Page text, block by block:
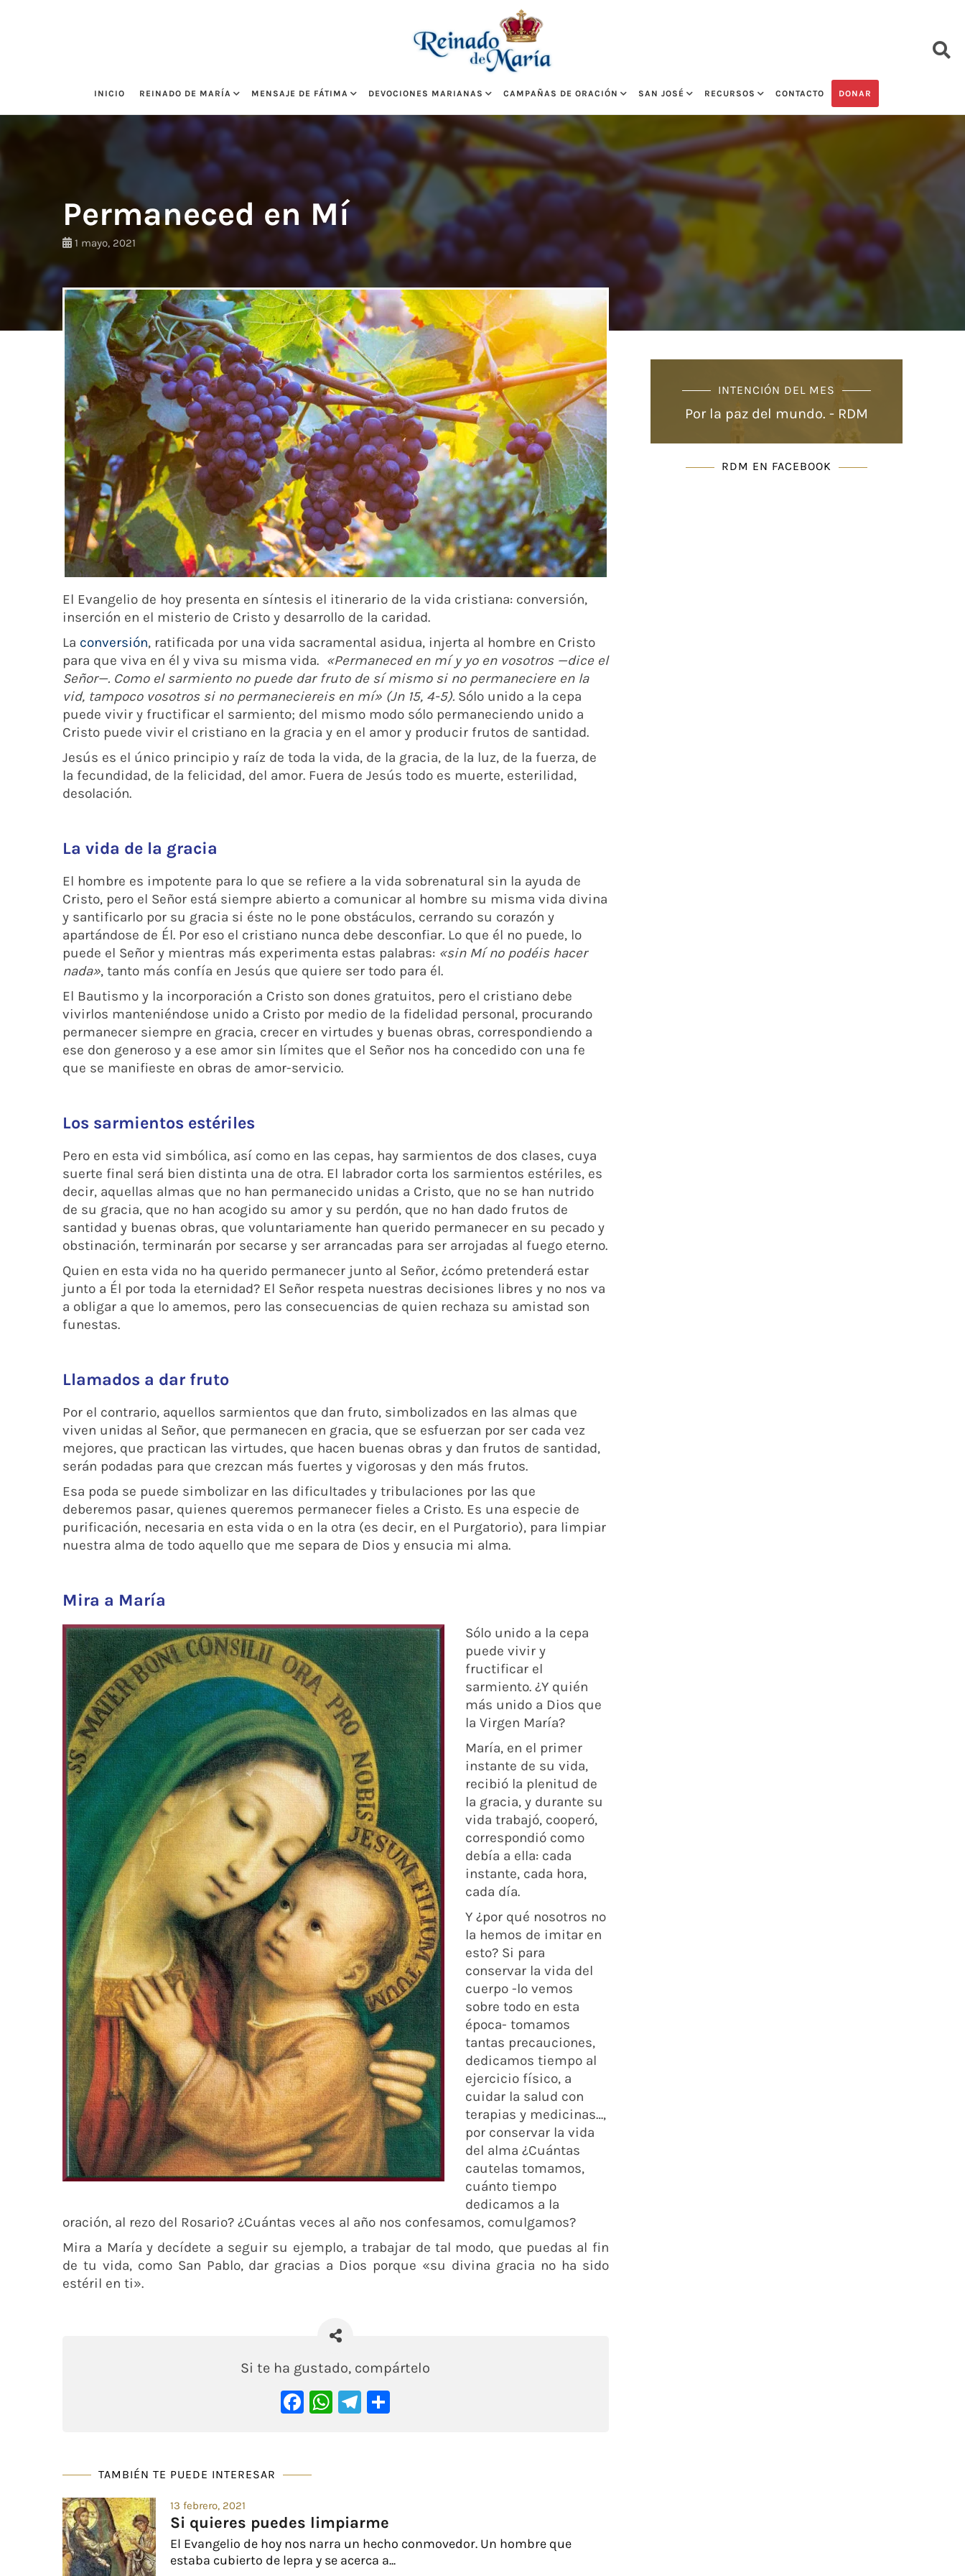
INICIO REINADO DE MARÍA MENSAJE DE FÁTIMA DEVOCIONES MARIANAS CAMPAÑAS DE ORACIÓN SAN JOSÉ RECURSOS CONTACTO DONAR
Permaneced en Mí
1 mayo, 2021
El Evangelio de hoy presenta en síntesis el itinerario de la vida cristiana: conversión,
inserción en el misterio de Cristo y desarrollo de la caridad.
La conversión, ratificada por una vida sacramental asidua, injerta al hombre en Cristo
para que viva en él y viva su misma vida. «Permaneced en mí y yo en vosotros —dice el
Señor—. Como el sarmiento no puede dar fruto de sí mismo si no permaneciere en la
vid, tampoco vosotros si no permaneciereis en mí» (Jn 15, 4-5). Sólo unido a la cepa
puede vivir y fructificar el sarmiento; del mismo modo sólo permaneciendo unido a
Cristo puede vivir el cristiano en la gracia y en el amor y producir frutos de santidad.
Jesús es el único principio y raíz de toda la vida, de la gracia, de la luz, de la fuerza, de
la fecundidad, de la felicidad, del amor. Fuera de Jesús todo es muerte, esterilidad,
desolación.
La vida de la gracia
El hombre es impotente para lo que se refiere a la vida sobrenatural sin la ayuda de
Cristo, pero el Señor está siempre abierto a comunicar al hombre su misma vida divina
y santificarlo por su gracia si éste no le pone obstáculos, cerrando su corazón y
apartándose de Él. Por eso el cristiano nunca debe desconfiar. Lo que él no puede, lo
puede el Señor y mientras más experimenta estas palabras: «sin Mí no podéis hacer
nada», tanto más confía en Jesús que quiere ser todo para él.
El Bautismo y la incorporación a Cristo son dones gratuitos, pero el cristiano debe
vivirlos manteniéndose unido a Cristo por medio de la fidelidad personal, procurando
permanecer siempre en gracia, crecer en virtudes y buenas obras, correspondiendo a
ese don generoso y a ese amor sin límites que el Señor nos ha concedido con una fe
que se manifieste en obras de amor-servicio.
Los sarmientos estériles
Pero en esta vid simbólica, así como en las cepas, hay sarmientos de dos clases, cuya
suerte final será bien distinta una de otra. El labrador corta los sarmientos estériles, es
decir, aquellas almas que no han permanecido unidas a Cristo, que no se han nutrido
de su gracia, que no han acogido su amor y su perdón, que no han dado frutos de
santidad y buenas obras, que voluntariamente han querido permanecer en su pecado y
obstinación, terminarán por secarse y ser arrancadas para ser arrojadas al fuego eterno.
Quien en esta vida no ha querido permanecer junto al Señor, ¿cómo pretenderá estar
junto a Él por toda la eternidad? El Señor respeta nuestras decisiones libres y no nos va
a obligar a que lo amemos, pero las consecuencias de quien rechaza su amistad son
funestas.
Llamados a dar fruto
Por el contrario, aquellos sarmientos que dan fruto, simbolizados en las almas que
viven unidas al Señor, que permanecen en gracia, que se esfuerzan por ser cada vez
mejores, que practican las virtudes, que hacen buenas obras y dan frutos de santidad,
serán podadas para que crezcan más fuertes y vigorosas y den más frutos.
Esa poda se puede simbolizar en las dificultades y tribulaciones por las que
deberemos pasar, quienes queremos permanecer fieles a Cristo. Es una especie de
purificación, necesaria en esta vida o en la otra (es decir, en el Purgatorio), para limpiar
nuestra alma de todo aquello que me separa de Dios y ensucia mi alma.
Mira a María
Sólo unido a la cepa
puede vivir y
fructificar el
sarmiento. ¿Y quién
más unido a Dios que
la Virgen María?
María, en el primer
instante de su vida,
recibió la plenitud de
la gracia, y durante su
vida trabajó, cooperó,
correspondió como
debía a ella: cada
instante, cada hora,
cada día.
Y ¿por qué nosotros no
la hemos de imitar en
esto? Si para
conservar la vida del
cuerpo -lo vemos
sobre todo en esta
época- tomamos
tantas precauciones,
dedicamos tiempo al
ejercicio físico, a
cuidar la salud con
terapias y medicinas…,
por conservar la vida
del alma ¿Cuántas
cautelas tomamos,
cuánto tiempo
dedicamos a la
oración, al rezo del Rosario? ¿Cuántas veces al año nos confesamos, comulgamos?
Mira a María y decídete a seguir su ejemplo, a trabajar de tal modo, que puedas al fin
de tu vida, como San Pablo, dar gracias a Dios porque «su divina gracia no ha sido
estéril en ti».
Si te ha gustado, compártelo
Facebook
WhatsApp
Telegram
TAMBIÉN TE PUEDE INTERESAR
13 febrero, 2021
Si quieres puedes limpiarme
El Evangelio de hoy nos narra un hecho conmovedor. Un hombre que
estaba cubierto de lepra y se acerca a...
INTENCIÓN DEL MES
Por la paz del mundo. - RDM
RDM EN FACEBOOK